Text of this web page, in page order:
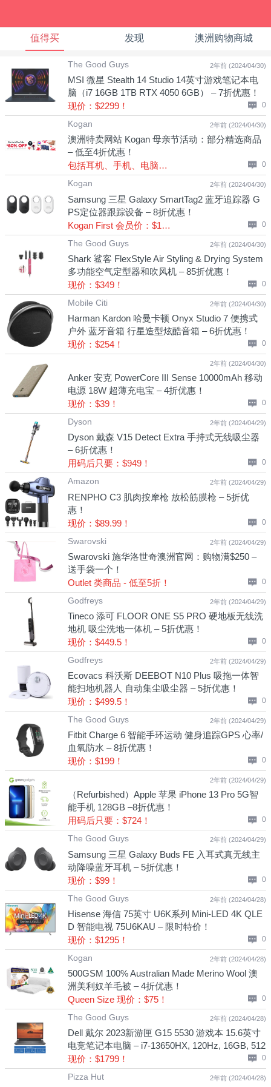
值得买 发现 澳洲购物商城
2年前 (2024/04/30)
The Good Guys
MSI 微星 Stealth 14 Studio 14英寸游戏笔记本电
脑（i7 16GB 1TB RTX 4050 6GB） – 7折优惠！
现价：$2299！
0
2年前 (2024/04/30)
Kogan
澳洲特卖网站 Kogan 母亲节活动：部分精选商品
– 低至4折优惠！
包括耳机、手机、电脑、小家电、鞋子等商品！
0
2年前 (2024/04/30)
Kogan
Samsung 三星 Galaxy SmartTag2 蓝牙追踪器 G
PS定位器跟踪设备 – 8折优惠！
Kogan First 会员价：$129！
0
2年前 (2024/04/30)
The Good Guys
Shark 鲨客 FlexStyle Air Styling & Drying System
多功能空气定型器和吹风机 – 85折优惠！
现价：$349！
0
2年前 (2024/04/30)
Mobile Citi
Harman Kardon 哈曼卡顿 Onyx Studio 7 便携式
户外 蓝牙音箱 行星造型炫酷音箱 – 6折优惠！
现价：$254！
0
2年前 (2024/04/30)
Anker 安克 PowerCore III Sense 10000mAh 移动
电源 18W 超薄充电宝 – 4折优惠！
现价：$39！
0
2年前 (2024/04/29)
Dyson
Dyson 戴森 V15 Detect Extra 手持式无线吸尘器
– 6折优惠！
用码后只要：$949！
0
2年前 (2024/04/29)
Amazon
RENPHO C3 肌肉按摩枪 放松筋膜枪 – 5折优
惠！
现价：$89.99！
0
2年前 (2024/04/29)
Swarovski
Swarovski 施华洛世奇澳洲官网：购物满$250 –
送手袋一个！
Outlet 类商品 - 低至5折！
0
2年前 (2024/04/29)
Godfreys
Tineco 添可 FLOOR ONE S5 PRO 硬地板无线洗
地机 吸尘洗地一体机 – 5折优惠！
现价：$449.5！
0
2年前 (2024/04/29)
Godfreys
Ecovacs 科沃斯 DEEBOT N10 Plus 吸拖一体智
能扫地机器人 自动集尘吸尘器 – 5折优惠！
现价：$499.5！
0
2年前 (2024/04/29)
The Good Guys
Fitbit Charge 6 智能手环运动 健身追踪GPS 心率/
血氧防水 – 8折优惠！
现价：$199！
0
2年前 (2024/04/29)
（Refurbished）Apple 苹果 iPhone 13 Pro 5G智
能手机 128GB –8折优惠！
用码后只要：$724！
0
2年前 (2024/04/29)
The Good Guys
Samsung 三星 Galaxy Buds FE 入耳式真无线主
动降噪蓝牙耳机 – 5折优惠！
现价：$99！
0
2年前 (2024/04/28)
The Good Guys
Hisense 海信 75英寸 U6K系列 Mini-LED 4K QLE
D 智能电视 75U6KAU – 限时特价！
现价：$1295！
0
2年前 (2024/04/28)
Kogan
500GSM 100% Australian Made Merino Wool 澳
洲美利奴羊毛被 – 4折优惠！
Queen Size 现价：$75！
0
2年前 (2024/04/28)
The Good Guys
Dell 戴尔 2023新游匣 G15 5530 游戏本 15.6英寸
电竞笔记本电脑 – i7-13650HX, 120Hz, 16GB, 512
GB SSD, RTX 4050 – 7折优惠！
现价：$1799！ 0
2年前 (2024/04/28)
Pizza Hut